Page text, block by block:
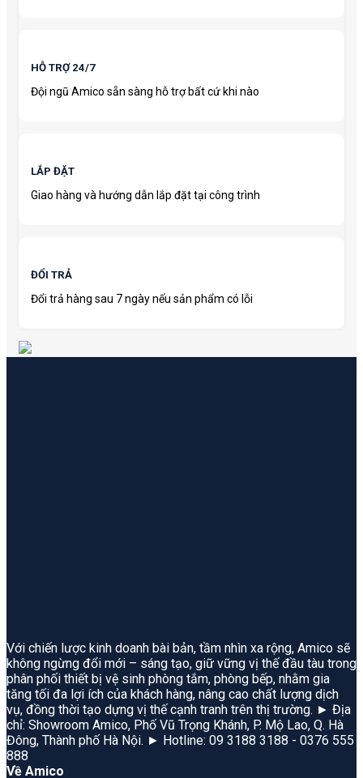
HỖ TRỢ 24/7
Đội ngũ Amico sẵn sàng hỗ trợ bất cứ khi nào
LẮP ĐẶT
Giao hàng và hướng dẫn lắp đặt tại công trình
ĐỔI TRẢ
Đổi trả hàng sau 7 ngày nếu sản phẩm có lỗi
Với chiến lược kinh doanh bài bản, tầm nhìn xa rộng, Amico sẽ
không ngừng đổi mới – sáng tạo, giữ vững vị thế đầu tàu trong
phân phối thiết bị vệ sinh phòng tắm, phòng bếp, nhằm gia
tăng tối đa lợi ích của khách hàng, nâng cao chất lượng dịch
vụ, đồng thời tạo dựng vị thế cạnh tranh trên thị trường. ► Địa
chỉ: Showroom Amico, Phố Vũ Trọng Khánh, P. Mộ Lao, Q. Hà
Đông, Thành phố Hà Nội. ► Hotline: 09 3188 3188 - 0376 555
888
Về Amico